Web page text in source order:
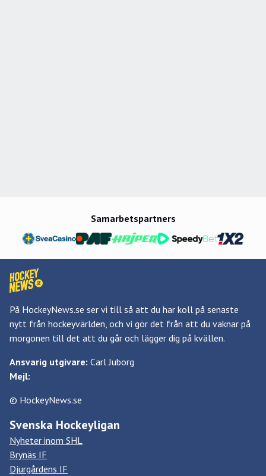
Samarbetspartners
På HockeyNews.se ser vi till så att du har koll på senaste
nytt från hockeyvärlden, och vi gör det från att du vaknar på
morgonen till det att du går och lägger dig på kvällen.
Ansvarig utgivare: Carl Juborg
Mejl:
© HockeyNews.se
Svenska Hockeyligan
Nyheter inom SHL
Brynäs IF
Djurgårdens IF